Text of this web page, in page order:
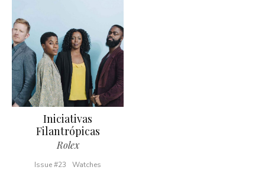
Iniciativas
Filantrópicas
Rolex
Issue #23 Watches